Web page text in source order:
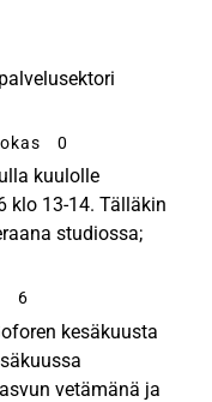
0
kuulolle
klo 13-14. Tälläkin
studiossa;
6
kesäkuusta
vetämänä ja